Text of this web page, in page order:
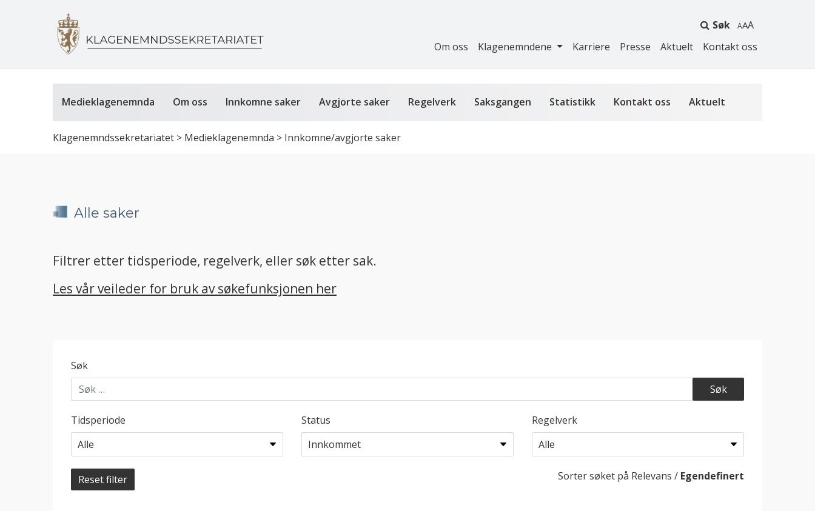
Søk A
Om oss Klagenemndene Karriere Presse Aktuelt Kontakt oss
Medieklagenemnda Om oss Innkomne saker Avgjorte saker Regelverk Saksgangen Statistikk Kontakt oss Aktuelt
Klagenemndssekretariatet > Medieklagenemnda > Innkomne/avgjorte saker
Alle saker
Filtrer etter tidsperiode, regelverk, eller søk etter sak.
Les vår veileder for bruk av søkefunksjonen her
Søk
Tidsperiode Status Regelverk
Reset filter Sorter søket på Relevans / Egendefinert